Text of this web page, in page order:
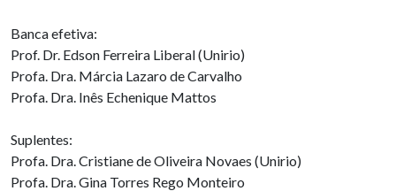
Banca efetiva:
Prof. Dr. Edson Ferreira Liberal (Unirio)
Profa. Dra. Márcia Lazaro de Carvalho
Profa. Dra. Inês Echenique Mattos
Suplentes:
Profa. Dra. Cristiane de Oliveira Novaes (Unirio)
Profa. Dra. Gina Torres Rego Monteiro